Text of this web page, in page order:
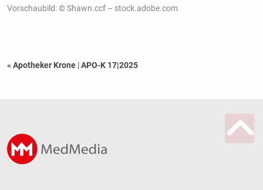
Vorschaubild: © Shawn.ccf – stock.adobe.com
« Apotheker Krone |APO-K 17|2025